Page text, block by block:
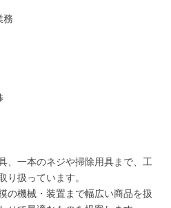
務
、一本のネジや掃除用具まで、工
り扱っています。
の機械・装置まで幅広い商品を扱